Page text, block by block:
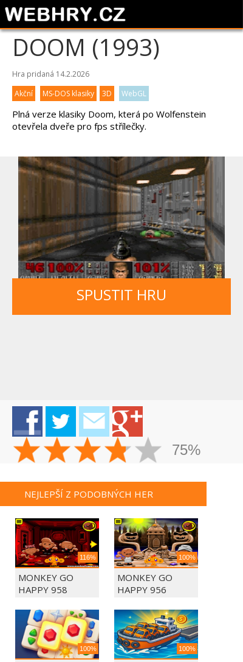
DOOM (1993)
Hra pridaná 14.2.2026
Akční
MS-DOS klasiky 3D WebGL
Plná verze klasiky Doom, která po Wolfenstein
otevřela dveře pro fps střílečky.
SPUSTIT HRU
75%
NEJLEPŠÍ Z PODOBNÝCH HER
116%
MONKEY GO
HAPPY 958
100%
MONKEY GO
HAPPY 956
100% 100%